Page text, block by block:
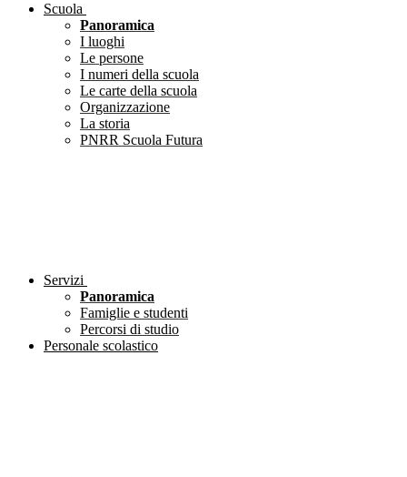
Scuola
Panoramica
I luoghi
Le persone
I numeri della scuola
Le carte della scuola
Organizzazione
La storia
PNRR Scuola Futura
Servizi
Panoramica
Famiglie e studenti
Percorsi di studio
Personale scolastico